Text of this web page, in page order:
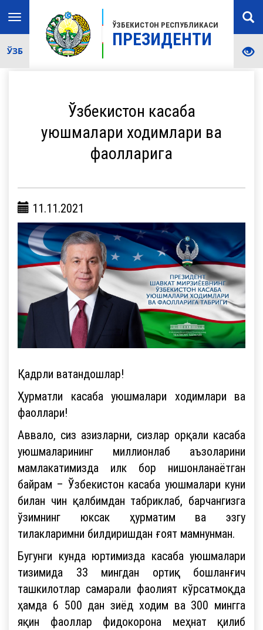
ЎЗБЕКИСТОН РЕСПУБЛИКАСИ
ПРЕЗИДЕНТИ
Toggle
navigation
ЎЗБ
Ўзбекистон касаба
уюшмалари ходимлари ва
фаолларига
11.11.2021
Қадрли ватандошлар!
Ҳурматли касаба уюшмалари ходимлари ва
фаоллари!
Аввало, сиз азизларни, сизлар орқали касаба
уюшмаларининг миллионлаб аъзоларини
мамлакатимизда илк бор нишонланаётган
байрам – Ўзбекистон касаба уюшмалари куни
билан чин қалбимдан табриклаб, барчангизга
ўзимнинг юксак ҳурматим ва эзгу
тилакларимни билдиришдан ғоят мамнунман.
Бугунги кунда юртимизда касаба уюшмалари
тизимида 33 мингдан ортиқ бошланғич
ташкилотлар самарали фаолият кўрсатмоқда
ҳамда 6 500 дан зиёд ходим ва 300 мингга
яқин фаоллар фидокорона меҳнат қилиб